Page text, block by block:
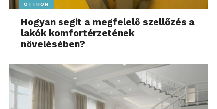
OTTHON
Hogyan segít a megfelelő szellőzés a
lakók komfortérzetének
növelésében?